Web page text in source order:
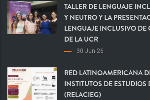
TALLER DE LENGUAJE
Y NEUTRO Y LA
LENGUAJE INCLUSIVO DE
DE LA UCR
30 Jun 26
RED LATINOAMERICANA
INSTITUTOS DE ESTUDIOS
(RELACIEG)